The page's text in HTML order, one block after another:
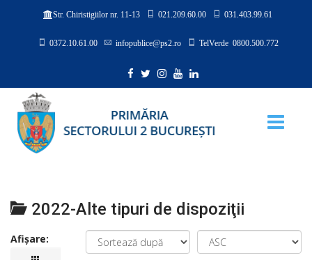
Str. Chiristigiilor nr. 11-13 021.209.60.00 031.403.99.61
0372.10.61.00 infopublice@ps2.ro TelVerde 0800.500.772
2022-Alte tipuri de dispoziţii
Afișare: